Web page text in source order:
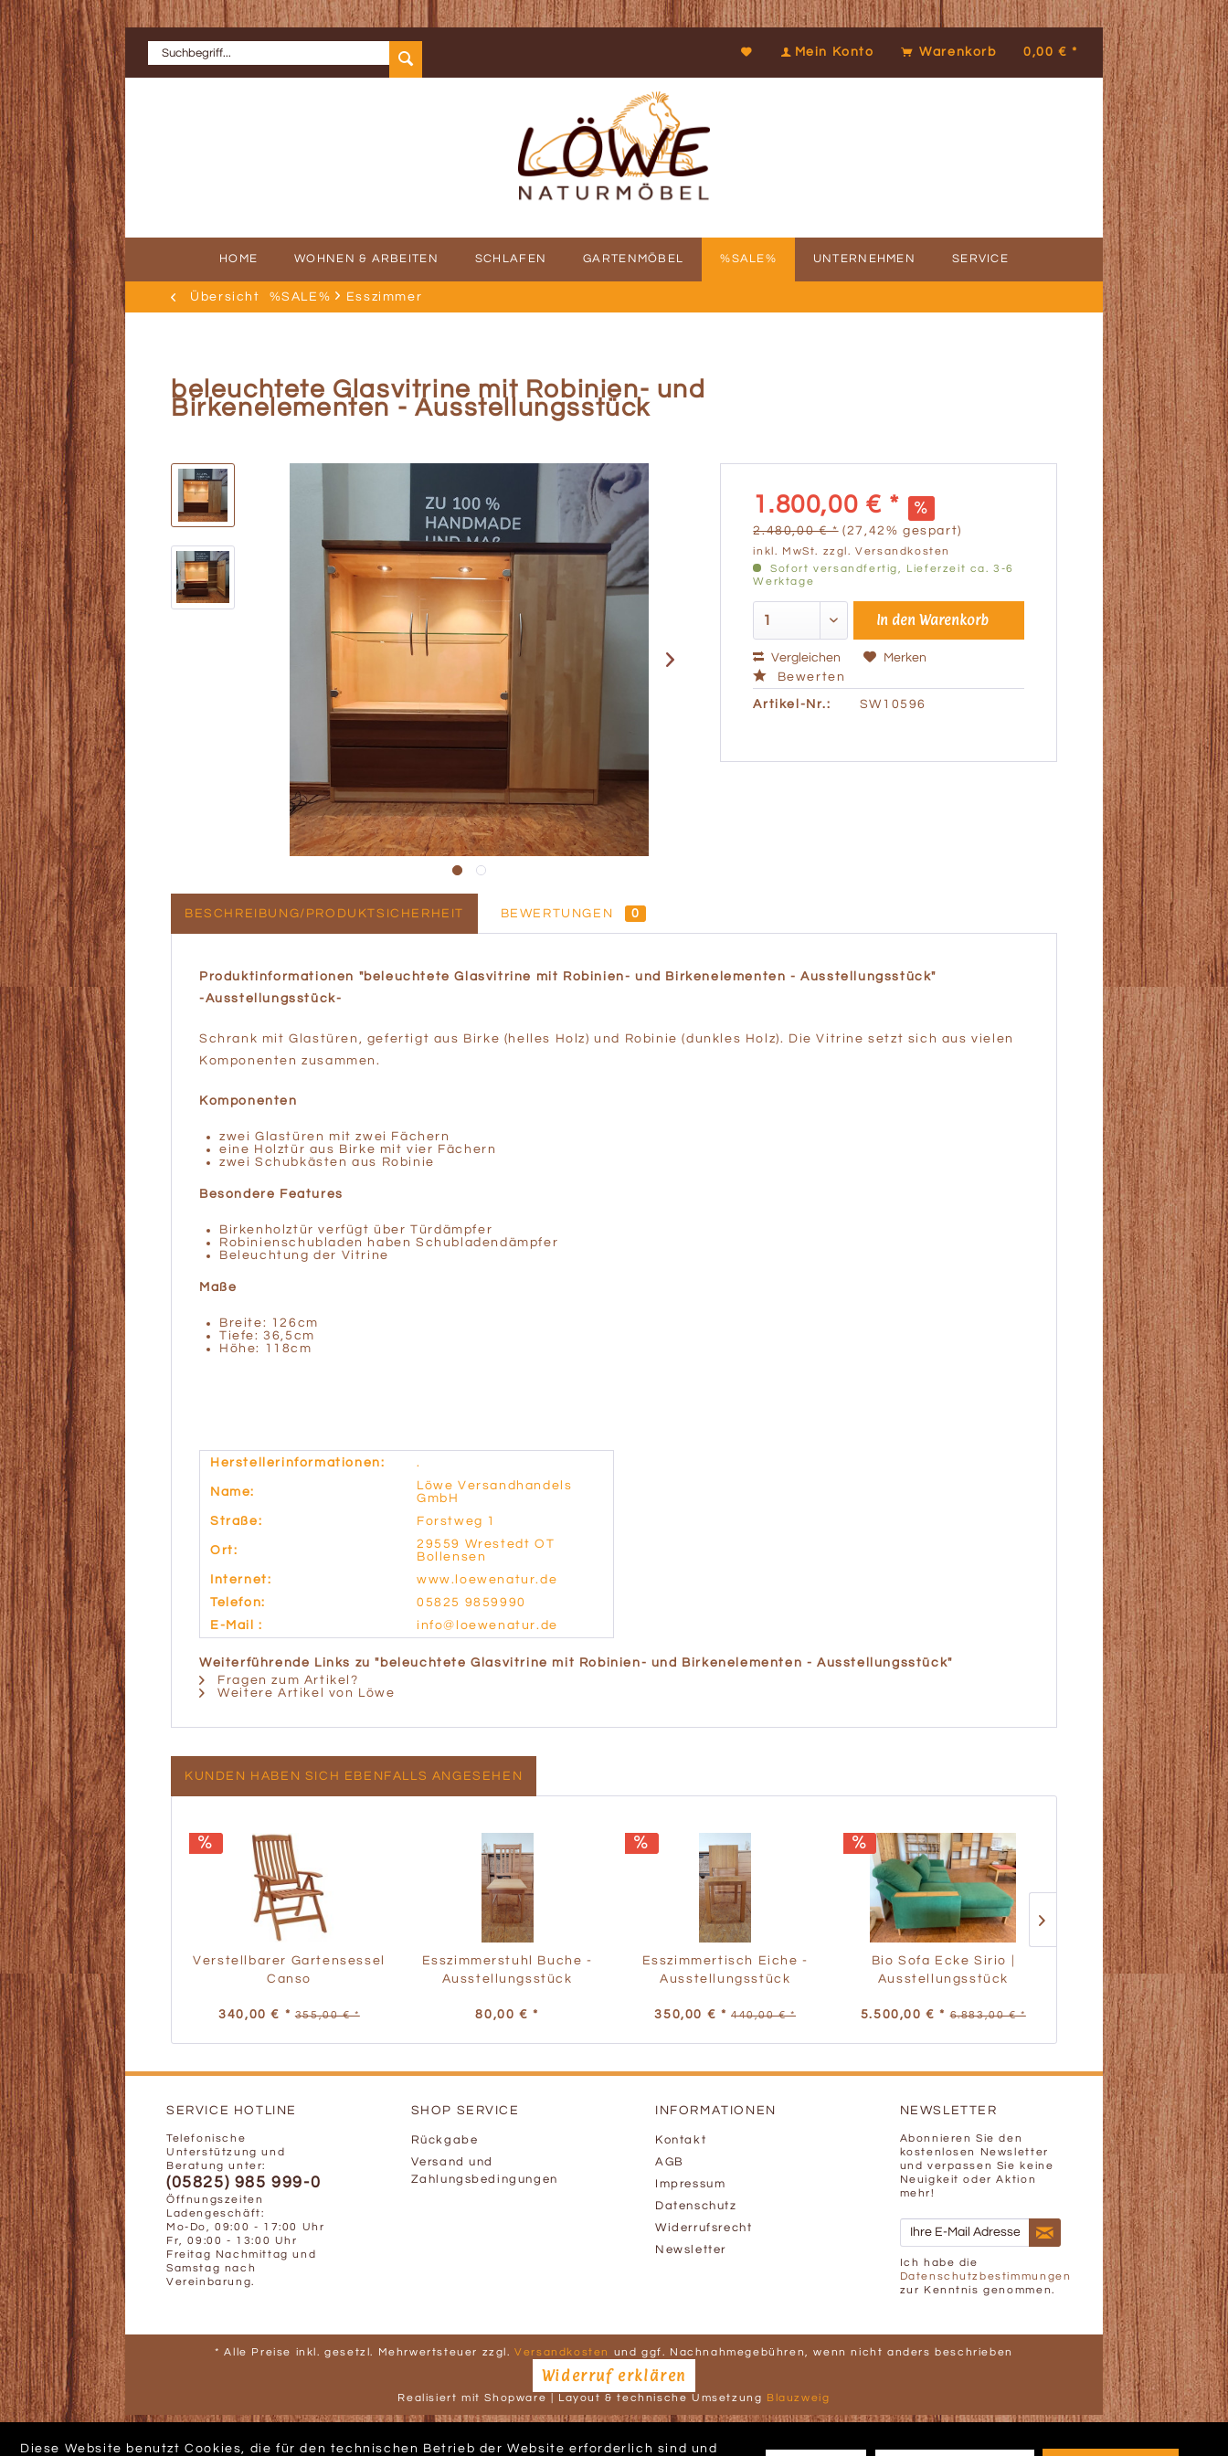
Mein Konto Warenkorb 0,00 € *
HOME WOHNEN & ARBEITEN SCHLAFEN GARTENMÖBEL %SALE% UNTERNEHMEN SERVICE
Übersicht %SALE% Esszimmer
beleuchtete Glasvitrine mit Robinien- und
Birkenelementen - Ausstellungsstück
1.800,00 € *
2.480,00 € * (27,42% gespart)
inkl. MwSt. zzgl. Versandkosten
Sofort versandfertig, Lieferzeit ca. 3-6
Werktage
In den Warenkorb
Vergleichen
Merken
Bewerten
Artikel-Nr.: SW10596
BESCHREIBUNG/PRODUKTSICHERHEIT BEWERTUNGEN 0
Produktinformationen "beleuchtete Glasvitrine mit Robinien- und Birkenelementen - Ausstellungsstück"
-Ausstellungsstück-
Schrank mit Glastüren, gefertigt aus Birke (helles Holz) und Robinie (dunkles Holz). Die Vitrine setzt sich aus vielen
Komponenten zusammen.
Komponenten
zwei Glastüren mit zwei Fächern
eine Holztür aus Birke mit vier Fächern
zwei Schubkästen aus Robinie
Besondere Features
Birkenholztür verfügt über Türdämpfer
Robinienschubladen haben Schubladendämpfer
Beleuchtung der Vitrine
Maße
Breite: 126cm
Tiefe: 36,5cm
Höhe: 118cm
Herstellerinformationen: .
Name:
Löwe Versandhandels
GmbH
Straße:
Forstweg 1
Ort:
29559 Wrestedt OT
Bollensen
Internet:
www.loewenatur.de
Telefon:
05825 9859990
E-Mail :
info@loewenatur.de
Weiterführende Links zu "beleuchtete Glasvitrine mit Robinien- und Birkenelementen - Ausstellungsstück"
Fragen zum Artikel?
Weitere Artikel von Löwe
KUNDEN HABEN SICH EBENFALLS ANGESEHEN
Verstellbarer Gartensessel
Canso
340,00 € * 355,00 € *
Esszimmerstuhl Buche -
Ausstellungsstück
80,00 € *
Esszimmertisch Eiche -
Ausstellungsstück
350,00 € * 440,00 € *
Bio Sofa Ecke Sirio |
Ausstellungsstück
5.500,00 € * 6.883,00 € *
Eichenholztisch
Metallgestell -...
299,00 € * 379,00 €
SERVICE HOTLINE
Telefonische
Unterstützung und
Beratung unter:
(05825) 985 999-0
Öffnungszeiten
Ladengeschäft:
Mo-Do, 09:00 - 17:00 Uhr
Fr, 09:00 - 13:00 Uhr
Freitag Nachmittag und
Samstag nach
Vereinbarung.
SHOP SERVICE
Rückgabe
Versand und
Zahlungsbedingungen
INFORMATIONEN
Kontakt
AGB
Impressum
Datenschutz
Widerrufsrecht
Newsletter
NEWSLETTER
Abonnieren Sie den
kostenlosen Newsletter
und verpassen Sie keine
Neuigkeit oder Aktion
mehr!
Ich habe die
Datenschutzbestimmungen
zur Kenntnis genommen.
* Alle Preise inkl. gesetzl. Mehrwertsteuer zzgl.Versandkosten und ggf. Nachnahmegebühren, wenn nicht anders beschrieben
Widerruf erklären
Realisiert mit Shopware | Layout & technische Umsetzung Blauzweig
Diese Website benutzt Cookies, die für den technischen Betrieb der Website erforderlich sind und